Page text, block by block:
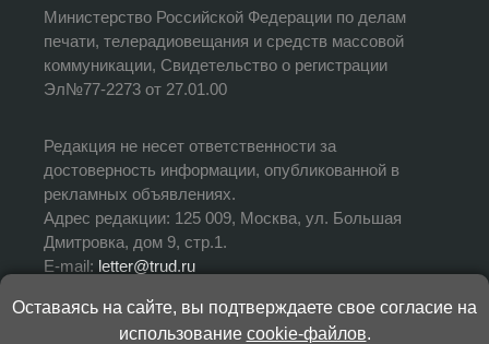
Министерство Российской Федерации по делам
печати, телерадиовещания и средств массовой
коммуникации, Свидетельство о регистрации
Эл№77-2273 от 27.01.00
Редакция не несет ответственности за
достоверность информации, опубликованной в
рекламных объявлениях.
Адрес редакции: 125 009, Москва, ул. Большая
Дмитровка, дом 9, стр.1.
E-mail: letter@trud.ru
УЧРЕДИТЕЛЬ: АНО «Редакция газеты «Труд»
Оставаясь на сайте, вы подтверждаете свое согласие на
использование cookie-файлов.